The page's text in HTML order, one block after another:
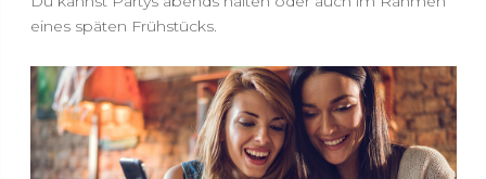
eines späten Frühstücks.